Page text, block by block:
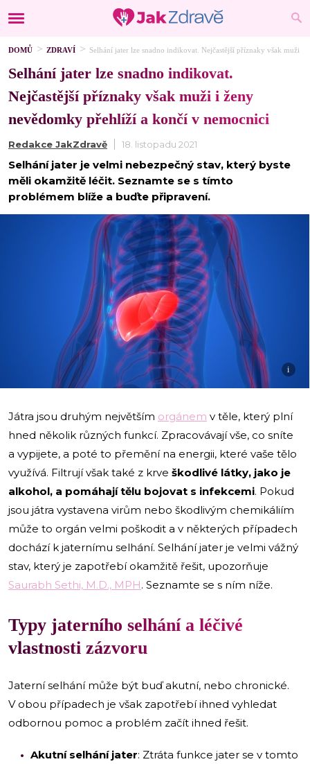
DOMŮ ZDRAVÍ Selhání jater lze snadno indikovat. Nejčastější příznaky však muži
Selhání jater lze snadno indikovat.
Nejčastější příznaky však muži i ženy
nevědomky přehlíží a končí v nemocnici
Redakce JakZdravě 18. listopadu 2021
Selhání jater je velmi nebezpečný stav, který byste
měli okamžitě léčit. Seznamte se s tímto
problémem blíže a buďte připravení.
i
Játra jsou druhým největším orgánem v těle, který plní
hned několik různých funkcí. Zpracovávají vše, co sníte
a vypijete, a poté to přemění na energii, které vaše tělo
využívá. Filtrují však také z krve škodlivé látky, jako je
alkohol, a pomáhají tělu bojovat s infekcemi. Pokud
jsou játra vystavena virům nebo škodlivým chemikáliím
může to orgán velmi poškodit a v některých případech
dochází k jaternímu selhání. Selhání jater je velmi vážný
stav, který je zapotřebí okamžitě řešit, upozorňuje
Saurabh Sethi, M.D., MPH. Seznamte se s ním níže.
Typy jaterního selhání a léčivé
vlastnosti zázvoru
Jaterní selhání může být buď akutní, nebo chronické.
V obou případech je však zapotřebí ihned vyhledat
odbornou pomoc a problém začít ihned řešit.
Akutní selhání jater: Ztráta funkce jater se v tomto